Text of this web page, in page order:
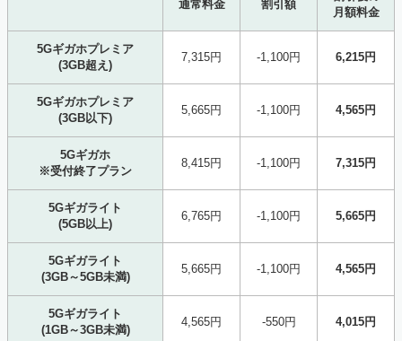
通常料金 割引額
月額料金
5Gギガホプレミア
(3GB超え)
7,315円 -1,100円 6,215円
5Gギガホプレミア
(3GB以下)
5,665円 -1,100円 4,565円
5Gギガホ
※受付終了プラン
8,415円 -1,100円 7,315円
5Gギガライト
(5GB以上)
6,765円 -1,100円 5,665円
5Gギガライト
(3GB～5GB未満)
5,665円 -1,100円 4,565円
5Gギガライト
(1GB～3GB未満)
4,565円 -550円 4,015円